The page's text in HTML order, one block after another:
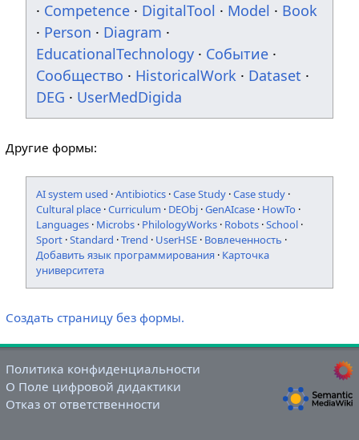
· Competence · DigitalTool · Model · Book
· Person · Diagram ·
EducationalTechnology · Событие ·
Сообщество · HistoricalWork · Dataset ·
DEG · UserMedDigida
Другие формы:
AI system used ·Antibiotics ·Case Study ·Case study ·
Cultural place ·Curriculum · DEObj ·GenAIcase · HowTo ·
Languages · Microbs · PhilologyWorks · Robots ·School ·
Sport ·Standard ·Trend · UserHSE · Вовлеченность ·
Добавить язык программирования · Карточка
университета
Создать страницу без формы.
Политика конфиденциальности
О Поле цифровой дидактики
Отказ от ответственности